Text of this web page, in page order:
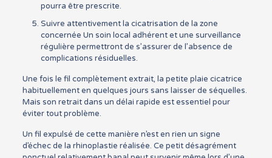
pourra être prescrite.
Suivre attentivement la cicatrisation de la zone
concernée Un soin local adhérent et une surveillance
régulière permettront de s’assurer de l’absence de
complications résiduelles.
Une fois le fil complètement extrait, la petite plaie cicatrice
habituellement en quelques jours sans laisser de séquelles.
Mais son retrait dans un délai rapide est essentiel pour
éviter tout problème.
Un fil expulsé de cette manière n’est en rien un signe
d’échec de la rhinoplastie réalisée. Ce petit désagrément